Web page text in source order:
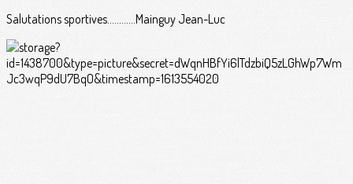
Salutations sportives............Mainguy Jean-Luc